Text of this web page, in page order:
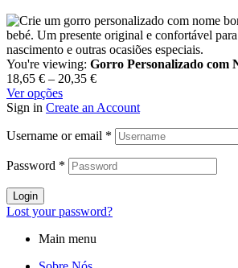
You're viewing: Gorro Personalizado com
18,65 € – 20,35 €
Ver opções
Sign in Create an Account
Username or email *
Password *
Login
Lost your password?
Main menu